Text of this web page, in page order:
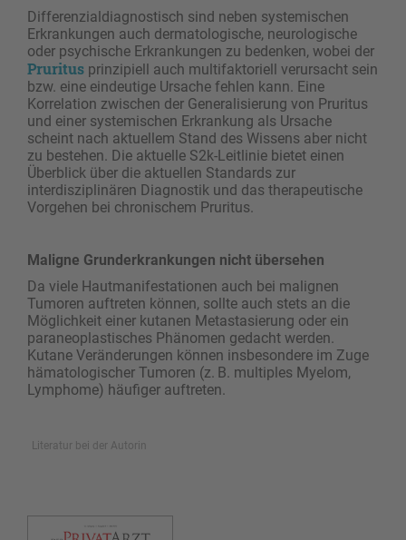
Differenzialdiagnostisch sind neben systemischen
Erkrankungen auch dermatologische, neurologische
oder psychische Erkrankungen zu bedenken, wobei der
Pruritus prinzipiell auch multifaktoriell verursacht sein
bzw. eine eindeutige Ursache fehlen kann. Eine
Korrelation zwischen der Generalisierung von Pruritus
und einer systemischen Erkrankung als Ursache
scheint nach aktuellem Stand des Wissens aber nicht
zu bestehen. Die aktuelle S2k-Leitlinie bietet einen
Überblick über die aktuellen Standards zur
interdisziplinären Diagnostik und das therapeutische
Vorgehen bei chronischem Pruritus.
Maligne Grunderkrankungen nicht übersehen
Da viele Hautmanifestationen auch bei malignen
Tumoren auftreten können, sollte auch stets an die
Möglichkeit einer kutanen Metastasierung oder ein
paraneoplastisches Phänomen gedacht werden.
Kutane Veränderungen können insbesondere im Zuge
hämatologischer Tumoren (z. B. multiples Myelom,
Lymphome) häufiger auftreten.
Literatur bei der Autorin